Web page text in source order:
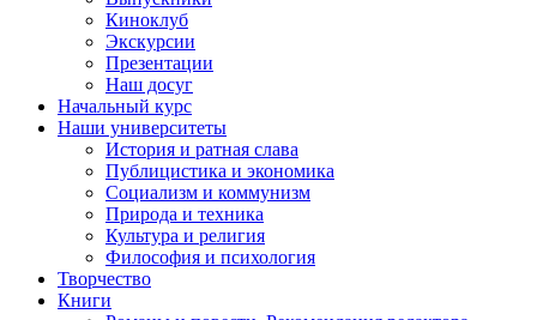
Киноклуб
Экскурсии
Презентации
Наш досуг
Начальный курс
Наши университеты
История и ратная слава
Публицистика и экономика
Социализм и коммунизм
Природа и техника
Культура и религия
Философия и психология
Творчество
Книги